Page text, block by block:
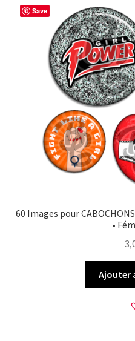
Save
60 Images pour
•
Ajouter